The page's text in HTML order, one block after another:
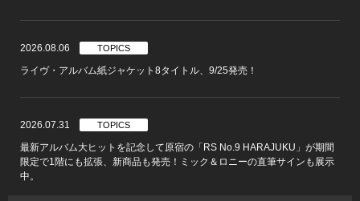
2026.08.06 TOPICS
ライヴ・アルバム紙ジャケット8タイトル、9/25発売！
2026.07.31 TOPICS
最新アルバム大ヒットを記念して原宿の「RS No.9 HARAJUKU」が期間
限定で1階にも拡張、新商品も発売！ミック＆ロニーの直筆サインも展示
中。